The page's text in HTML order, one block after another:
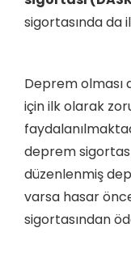
sigortasında da
Deprem olması
için ilk olarak
deprem
düzenlenmiş
varsa hasar
sigortasından